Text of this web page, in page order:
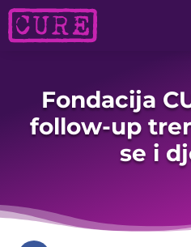
Fondacija
follow-up
se i